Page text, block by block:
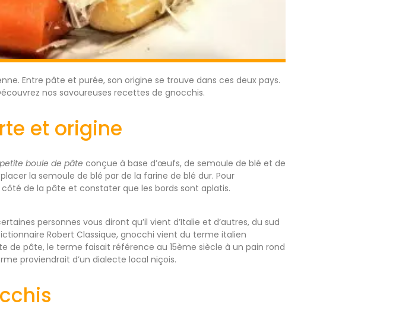
Entre pâte et purée, son origine se trouve dans ces deux pays.
nos savoureuses recettes de gnocchis.
et origine
petite boule de pâte conçue à base d’œufs, de semoule de blé et de
la semoule de blé par de la farine de blé dur. Pour
de la pâte et constater que les bords sont aplatis.
personnes vous diront qu’il vient d’Italie et d’autres, du sud
Robert Classique, gnocchi vient du terme italien
de pâte, le terme faisait référence au 15ème siècle à un pain rond
proviendrait d’un dialecte local niçois.